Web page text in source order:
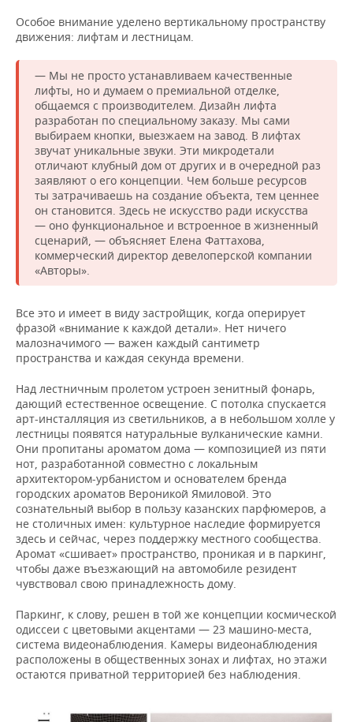
Особое внимание уделено вертикальному пространству
движения: лифтам и лестницам.
— Мы не просто устанавливаем качественные
лифты, но и думаем о премиальной отделке,
общаемся с производителем. Дизайн лифта
разработан по специальному заказу. Мы сами
выбираем кнопки, выезжаем на завод. В лифтах
звучат уникальные звуки. Эти микродетали
отличают клубный дом от других и в очередной раз
заявляют о его концепции. Чем больше ресурсов
ты затрачиваешь на создание объекта, тем ценнее
он становится. Здесь не искусство ради искусства
— оно функциональное и встроенное в жизненный
сценарий, — объясняет Елена Фаттахова,
коммерческий директор девелоперской компании
«Авторы».
Все это и имеет в виду застройщик, когда оперирует
фразой «внимание к каждой детали». Нет ничего
малозначимого — важен каждый сантиметр
пространства и каждая секунда времени.
Над лестничным пролетом устроен зенитный фонарь,
дающий естественное освещение. С потолка спускается
арт-инсталляция из светильников, а в небольшом холле у
лестницы появятся натуральные вулканические камни.
Они пропитаны ароматом дома — композицией из пяти
нот, разработанной совместно с локальным
архитектором-урбанистом и основателем бренда
городских ароматов Вероникой Ямиловой. Это
сознательный выбор в пользу казанских парфюмеров, а
не столичных имен: культурное наследие формируется
здесь и сейчас, через поддержку местного сообщества.
Аромат «сшивает» пространство, проникая и в паркинг,
чтобы даже въезжающий на автомобиле резидент
чувствовал свою принадлежность дому.
Паркинг, к слову, решен в той же концепции космической
одиссеи с цветовыми акцентами — 23 машино-места,
система видеонаблюдения. Камеры видеонаблюдения
расположены в общественных зонах и лифтах, но этажи
остаются приватной территорией без наблюдения.